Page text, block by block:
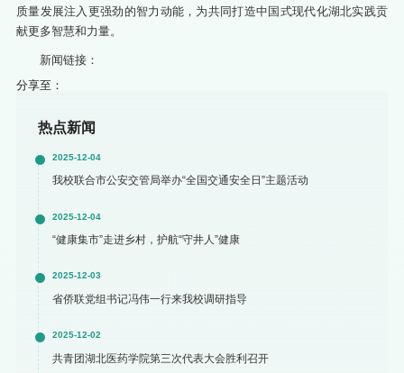
质量发展注入更强劲的智力动能，为共同打造中国式现代化湖北实践贡
献更多智慧和力量。
新闻链接：
分享至：
热点新闻
2025-12-04
我校联合市公安交管局举办“全国交通安全日”主题活动
2025-12-04
“健康集市”走进乡村，护航“守井人”健康
2025-12-03
省侨联党组书记冯伟一行来我校调研指导
2025-12-02
共青团湖北医药学院第三次代表大会胜利召开